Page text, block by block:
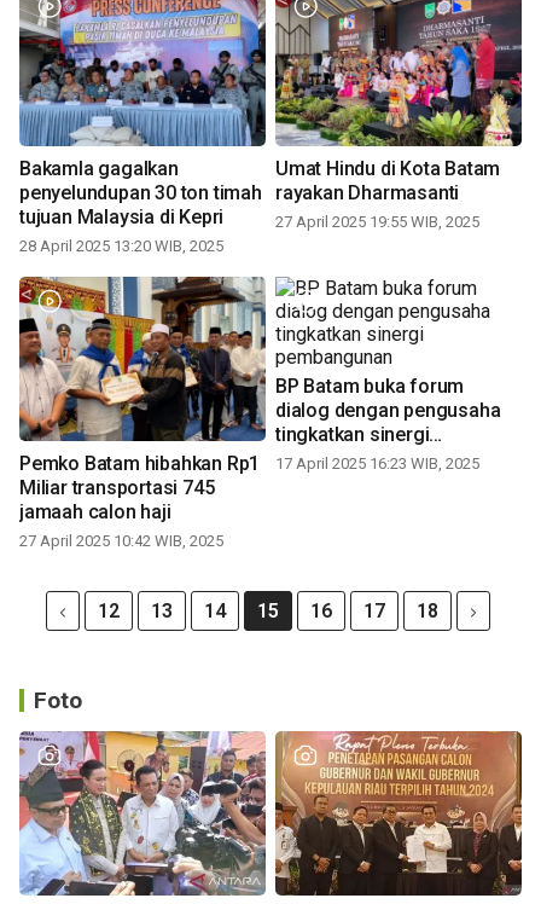
Bakamla gagalkan
penyelundupan 30 ton timah
tujuan Malaysia di Kepri
28 April 2025 13:20 WIB, 2025
Umat Hindu di Kota Batam
rayakan Dharmasanti
27 April 2025 19:55 WIB, 2025
Pemko Batam hibahkan Rp1
Miliar transportasi 745
jamaah calon haji
27 April 2025 10:42 WIB, 2025
BP Batam buka forum
dialog dengan pengusaha
tingkatkan sinergi
pembangunan
17 April 2025 16:23 WIB, 2025
12 13 14 15 16 17 18
Foto